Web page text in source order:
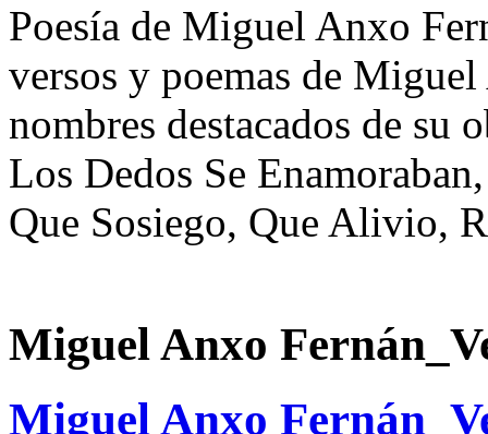
Poesía de Miguel Anxo
versos y poemas de
nombres destacados de su
Los Dedos Se
Que Sosiego, Que Alivio,
Miguel Anxo
Miguel Anxo